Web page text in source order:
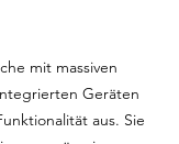
mit massiven
Geräten
aus. Sie